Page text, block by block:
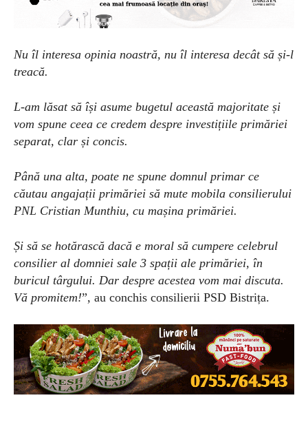
Nu îl interesa opinia noastră, nu îl interesa decât să și-l
treacă.
L-am lăsat să își asume bugetul această majoritate și
vom spune ceea ce credem despre investițiile primăriei
separat, clar și concis.
Până una alta, poate ne spune domnul primar ce
căutau angajații primăriei să mute mobila consilierului
PNL Cristian Munthiu, cu mașina primăriei.
Și să se hotărască dacă e moral să cumpere celebrul
consilier al domniei sale 3 spații ale primăriei, în
buricul târgului. Dar despre acestea vom mai discuta.
Vă promitem!”, au conchis consilierii PSD Bistrița.